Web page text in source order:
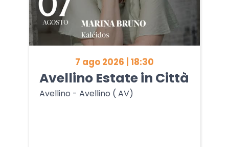
7 ago 2026 | 18:30
Avellino Estate in Città
Avellino - Avellino ( AV)